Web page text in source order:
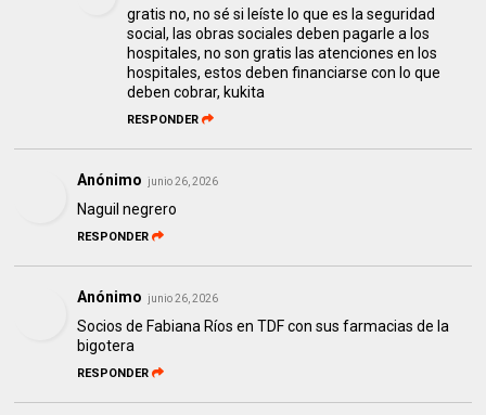
gratis no, no sé si leíste lo que es la seguridad
social, las obras sociales deben pagarle a los
hospitales, no son gratis las atenciones en los
hospitales, estos deben financiarse con lo que
deben cobrar, kukita
RESPONDER
Anónimo junio 26, 2026
Naguil negrero
RESPONDER
Anónimo junio 26, 2026
Socios de Fabiana Ríos en TDF con sus farmacias de la
bigotera
RESPONDER